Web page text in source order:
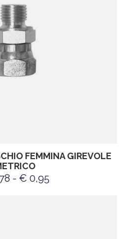
FEMMINA GIREVOLE
- € 0,95